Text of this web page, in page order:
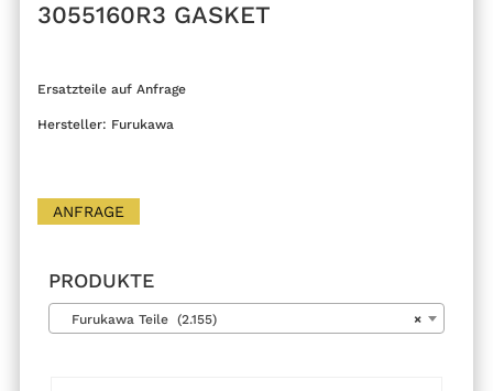
3055160R3 GASKET
Ersatzteile auf Anfrage
Hersteller: Furukawa
ANFRAGE
PRODUKTE
×
Furukawa Teile (2.155)